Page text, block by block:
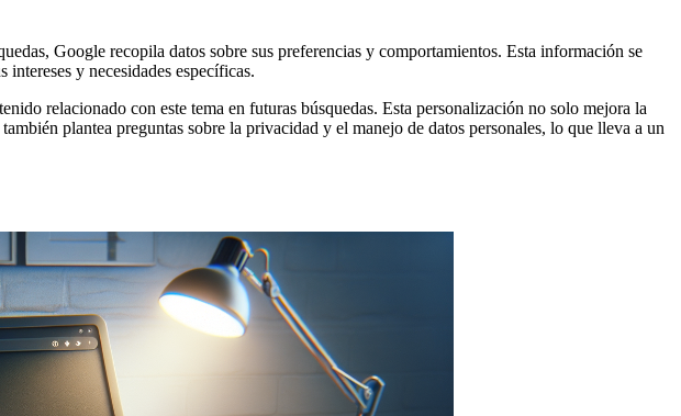
Google recopila datos sobre sus preferencias y comportamientos. Esta información se
y necesidades específicas.
relacionado con este tema en futuras búsquedas. Esta personalización no solo mejora la
plantea preguntas sobre la privacidad y el manejo de datos personales, lo que lleva a un